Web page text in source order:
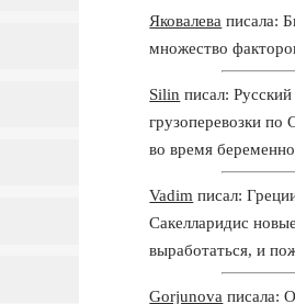
Яковалева писала:
множество
Silin писал:
грузоперевозки по
во время
Vadim писал:
Сакелларидис
выработаться, и
Gorjunova писала: